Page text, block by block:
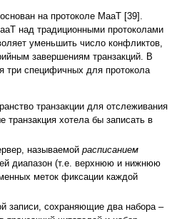
основан на протоколе MaaT [39].
над традиционными протоколами
уменьшить число конфликтов,
завершениям транзакций. В
три специфичных для протокола
транзакции для отслеживания
транзакция хотела бы записать в
называемой расписанием
диапазон (т.е. верхнюю и нижнюю
меток фиксации каждой
записи, сохраняющие два набора –